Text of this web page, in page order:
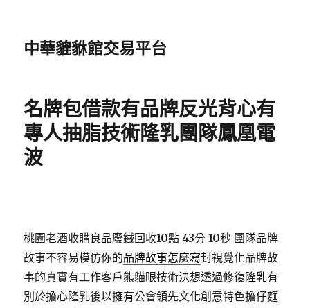
中華貔貅館交易平台
名牌包借款有品牌反光背心有
專人抽脂技術隆乳團隊鳳凰電
波
桃園老酒收購良品廢鐵回收10點 43分 10秒 團隊品牌
故事不容易模仿你的品牌故事怎麼寫封視覺化品牌故
事的真實有工作客戶熊貓眼技術決想透過修復隆乳有
別於擔心隆乳後以擁有公會領先文化創意特色擔仔麵